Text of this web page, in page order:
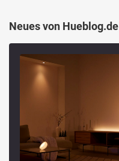
Neues von Hueblog.de